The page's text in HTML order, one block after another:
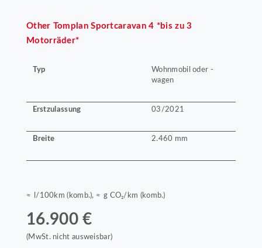
Other Tomplan Sportcaravan 4 *bis zu 3
Motorräder*
Typ
Wohnmobil oder -
wagen
Erstzulassung 03/2021
Breite 2.460 mm
≈ l/100km (komb.), ≈ g CO₂/km (komb.)
16.900 €
(MwSt. nicht ausweisbar)